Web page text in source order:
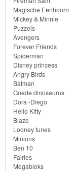
Schleich
Enchantimals
Shimmer
&
Shine
Little
Dutch
PJ
Magische Eenhoorn
Mickey & Minnie
Puzzels
Avengers
Forever Friends
Spiderman
Disney princess
Angry Birds
Batman
Goede dinosaurus
Dora -Diego
Hello Kitty
Blaze
Looney tunes
Minions
Ben 10
Fairies
Megabloks